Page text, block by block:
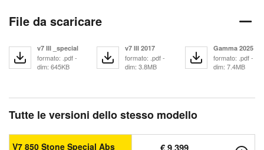
File da scaricare
v7 III _special
formato: .pdf -
dim: 645KB
v7 III 2017
formato: .pdf -
dim: 3.8MB
Gamma 2025
formato: .pdf -
dim: 7.4MB
Tutte le versioni dello stesso modello
V7 850 Stone Special Abs